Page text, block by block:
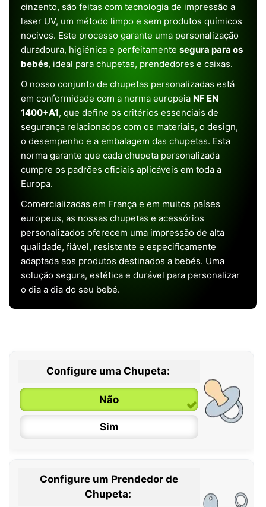
cinzento, são feitas com tecnologia de impressão a
laser UV, um método limpo e sem produtos químicos
nocivos. Este processo garante uma personalização
duradoura, higiénica e perfeitamente segura para os
bebés, ideal para chupetas, prendedores e caixas.
O nosso conjunto de chupetas personalizadas está
em conformidade com a norma europeia NF EN
1400+A1, que define os critérios essenciais de
segurança relacionados com os materiais, o design,
o desempenho e a embalagem das chupetas. Esta
norma garante que cada chupeta personalizada
cumpre os padrões oficiais aplicáveis em toda a
Europa.
Comercializadas em França e em muitos países
europeus, as nossas chupetas e acessórios
personalizados oferecem uma impressão de alta
qualidade, fiável, resistente e especificamente
adaptada aos produtos destinados a bebés. Uma
solução segura, estética e durável para personalizar
o dia a dia do seu bebé.
Configure uma Chupeta:
Não
Sim
0 / 6 meses
Configure um Prendedor de
Chupeta: